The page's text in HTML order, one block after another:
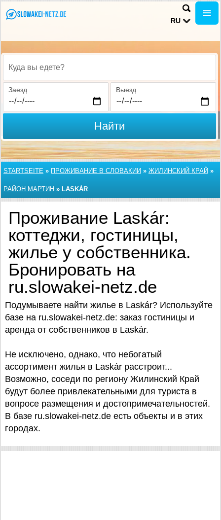
RU
Куда вы едете?
Заезд Выезд
Найти
STARTSEITE » ПРОЖИВАНИЕ В СЛОВАКИИ » ЖИЛИНСКИЙ КРАЙ »
РАЙОН МАРТИН » LASKÁR
Проживание Laskár:
коттеджи, гостиницы,
жилье у собственника.
Бронировать на
ru.slowakei-netz.de
Подумываете найти жилье в Laskár? Используйте
базe на ru.slowakei-netz.de: заказ гостиницы и
аренда от собственников в Laskár.
Не исключено, однако, что небогатый
ассортимент жилья в Laskár расстроит...
Возможно, соседи по региону Жилинский Край
будут более привлекательными для туриста в
вопросе размещения и достопримечательностей.
В базе ru.slowakei-netz.de есть объекты и в этих
городах.